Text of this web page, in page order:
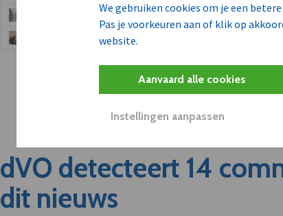
We gebruiken cookies om je een
Pas je voorkeuren aan of klik op
website.
Aanvaard alle cookies
Instellingen aanpassen
dVO detecteert 14
dit nieuws